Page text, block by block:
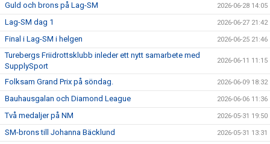
Guld och brons på Lag-SM 2026-06-28 14:05
Lag-SM dag 1 2026-06-27 21:42
Final i Lag-SM i helgen 2026-06-25 21:46
Turebergs Friidrottsklubb inleder ett nytt samarbete med
SupplySport
2026-06-11 11:15
Folksam Grand Prix på söndag. 2026-06-09 18:32
Bauhausgalan och Diamond League 2026-06-06 11:36
Två medaljer på NM 2026-05-31 19:50
SM-brons till Johanna Bäcklund 2026-05-31 13:31